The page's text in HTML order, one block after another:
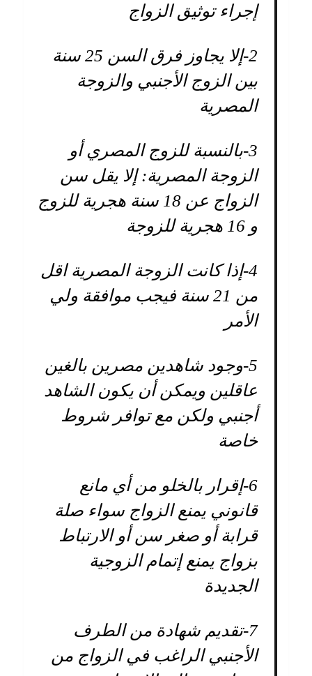
إجراء توثيق الزواج
2-
إلا يجاوز فرق السن 25 سنة
بين الزوج الأجنبي والزوجة
المصرية
3- بالنسبة للزوج المصري أو
الزوجة المصرية: إلا يقل سن
الزواج عن 18 سنة هجرية للزوج
و 16 هجرية للزوجة
4- إذا كانت الزوجة المصرية اقل
من 21 سنة فيجب موافقة ولي
الأمر
5- وجود شاهدين مصرين بالغين
عاقلين ويمكن أن يكون الشاهد
أجنبي ولكن مع توافر شروط
خاصة
6- إقرار بالخلو من أي مانع
قانوني يمنع الزواج سواء صلة
قرابة أو صغر سن أو الارتباط
بزواج يمنع إتمام الزوجية
الجديدة
7- تقديم شهادة من الطرف
الأجنبي الراغب في الزواج من